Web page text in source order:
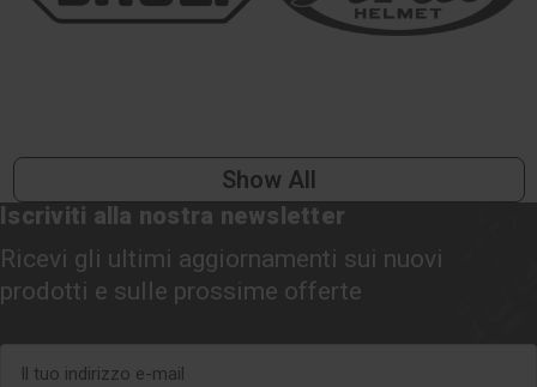
Show All
Iscriviti alla nostra newsletter
Ricevi gli ultimi aggiornamenti sui nuovi
prodotti e sulle prossime offerte